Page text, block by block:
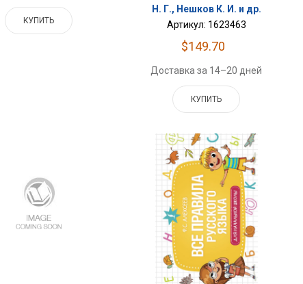
КУПИТЬ
Н. Г., Нешков К. И. и др.
Артикул: 1623463
$149.70
Доставка за 14–20 дней
КУПИТЬ